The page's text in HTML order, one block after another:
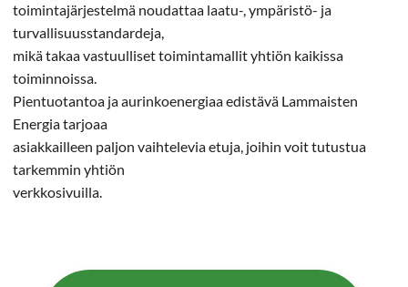
toimintajärjestelmä noudattaa laatu-, ympäristö- ja
turvallisuusstandardeja,
mikä takaa vastuulliset toimintamallit yhtiön kaikissa
toiminnoissa.
Pientuotantoa ja aurinkoenergiaa edistävä Lammaisten
Energia tarjoaa
asiakkailleen paljon vaihtelevia etuja, joihin voit tutustua
tarkemmin yhtiön
verkkosivuilla.